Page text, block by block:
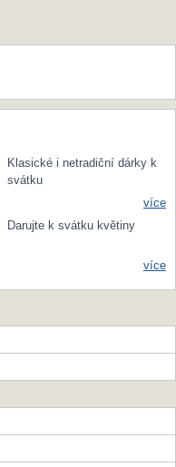
Klasické i netradiční dárky k
svátku
více
Darujte k svátku květiny
více